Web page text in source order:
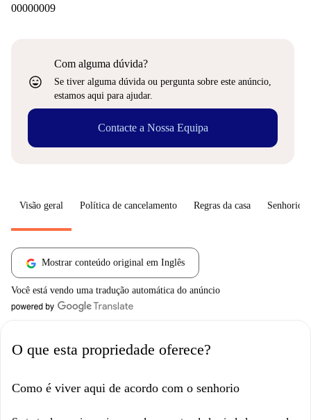
00000009
sentiment_very_satisfied
Com alguma dúvida?
Se tiver alguma dúvida ou pergunta sobre este anúncio,
estamos aqui para ajudar.
Contacte a Nossa Equipa
Visão geral Política de cancelamento Regras da casa Senhorio
Mostrar conteúdo original em Inglês
Você está vendo uma tradução automática do anúncio
O que esta propriedade oferece?
Como é viver aqui de acordo com o senhorio